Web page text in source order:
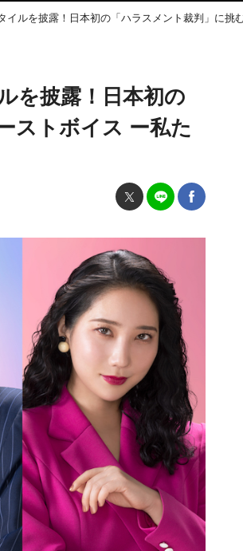
イルを披露！日本初の「ハラスメント裁判」に挑
を披露！日本初の
ストボイス ー私た